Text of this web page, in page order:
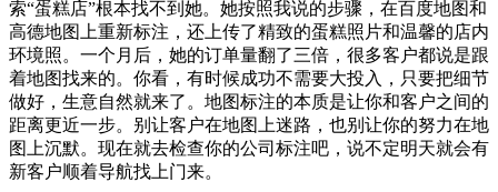
索“蛋糕店”根本找不到她。她按照我说的步骤，在百度地图和
高德地图上重新标注，还上传了精致的蛋糕照片和温馨的店内
环境照。一个月后，她的订单量翻了三倍，很多客户都说是跟
着地图找来的。你看，有时候成功不需要大投入，只要把细节
做好，生意自然就来了。地图标注的本质是让你和客户之间的
距离更近一步。别让客户在地图上迷路，也别让你的努力在地
图上沉默。现在就去检查你的公司标注吧，说不定明天就会有
新客户顺着导航找上门来。